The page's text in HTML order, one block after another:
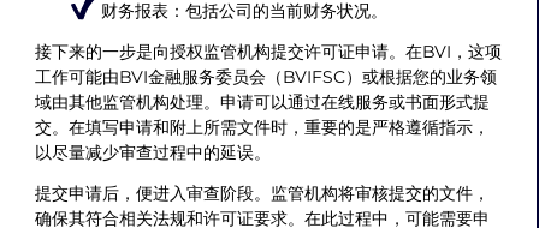
财务报表：包括公司的当前财务状况。
接下来的一步是向授权监管机构提交许可证申请。在BVI，这项
工作可能由BVI金融服务委员会（BVIFSC）或根据您的业务领
域由其他监管机构处理。申请可以通过在线服务或书面形式提
交。在填写申请和附上所需文件时，重要的是严格遵循指示，
以尽量减少审查过程中的延误。
提交申请后，便进入审查阶段。监管机构将审核提交的文件，
确保其符合相关法规和许可证要求。在此过程中，可能需要申